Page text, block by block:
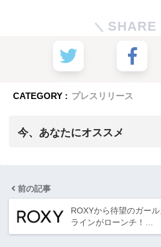
SHARE
CATEGORY : プレスリリース
今、あなたにオススメ
前の記事
ROXYから待望のガー
ラインがローンチ！…